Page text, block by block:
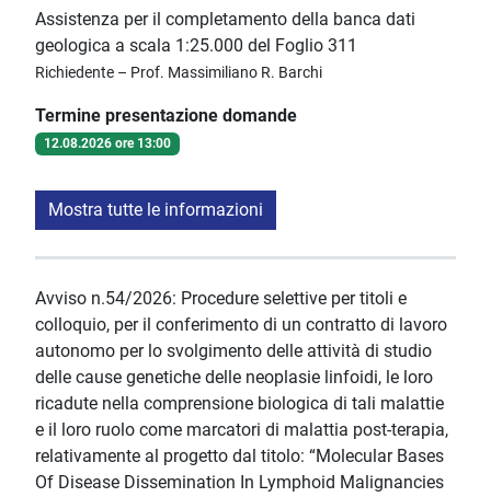
Assistenza per il completamento della banca dati
geologica a scala 1:25.000 del Foglio 311
Richiedente – Prof. Massimiliano R. Barchi
Termine presentazione domande
12.08.2026 ore 13:00
Mostra tutte le informazioni
Avviso n.54/2026: Procedure selettive per titoli e
colloquio, per il conferimento di un contratto di lavoro
autonomo per lo svolgimento delle attività di studio
delle cause genetiche delle neoplasie linfoidi, le loro
ricadute nella comprensione biologica di tali malattie
e il loro ruolo come marcatori di malattia post-terapia,
relativamente al progetto dal titolo: “Molecular Bases
Of Disease Dissemination In Lymphoid Malignancies